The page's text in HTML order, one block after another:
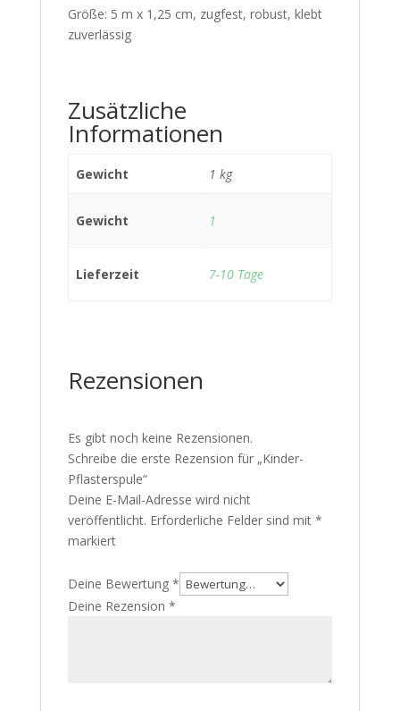
Größe: 5 m x 1,25 cm, zugfest, robust, klebt
zuverlässig
Zusätzliche
Informationen
Gewicht 1 kg
Gewicht 1
Lieferzeit 7-10 Tage
Rezensionen
Es gibt noch keine Rezensionen.
Schreibe die erste Rezension für „Kinder-
Pflasterspule“
Deine E-Mail-Adresse wird nicht
veröffentlicht. Erforderliche Felder sind mit *
markiert
Deine Bewertung *
Deine Rezension *